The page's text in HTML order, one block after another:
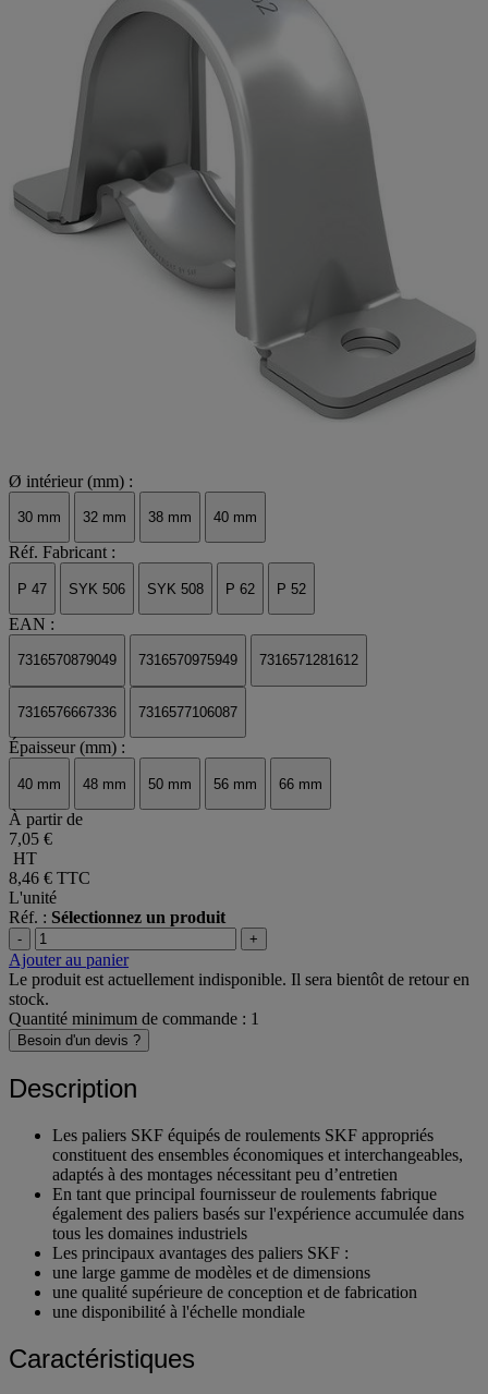
Ø intérieur (mm) :
30 mm 32 mm 38 mm 40 mm
Réf. Fabricant :
P 47 SYK 506 SYK 508 P 62 P 52
EAN :
7316570879049 7316570975949 7316571281612
7316576667336 7316577106087
Épaisseur (mm) :
40 mm 48 mm 50 mm 56 mm 66 mm
À partir de
7,05 €
HT
8,46 € TTC
L'unité
Réf. : Sélectionnez un produit
- +
Ajouter au panier
Le produit est actuellement indisponible. Il sera bientôt de retour en
stock.
Quantité minimum de commande : 1
Besoin d'un devis ?
Description
Les paliers SKF équipés de roulements SKF appropriés
constituent des ensembles économiques et interchangeables,
adaptés à des montages nécessitant peu d’entretien
En tant que principal fournisseur de roulements fabrique
également des paliers basés sur l'expérience accumulée dans
tous les domaines industriels
Les principaux avantages des paliers SKF :
une large gamme de modèles et de dimensions
une qualité supérieure de conception et de fabrication
une disponibilité à l'échelle mondiale
Caractéristiques